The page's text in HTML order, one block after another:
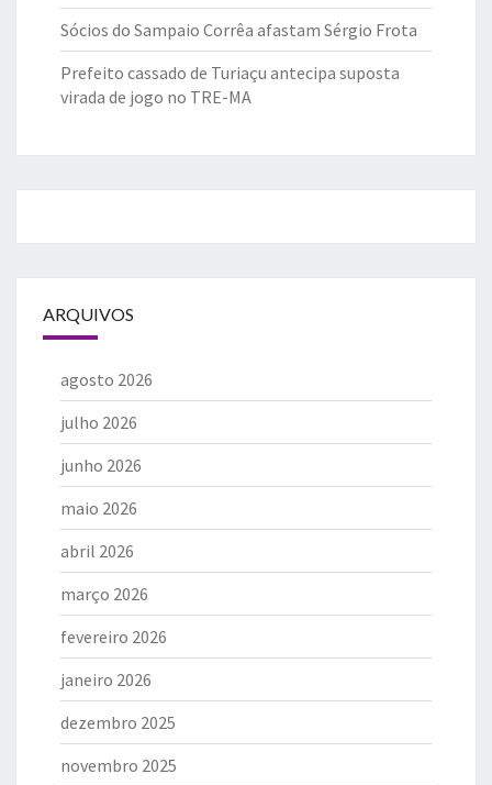
Sócios do Sampaio Corrêa afastam Sérgio Frota
Prefeito cassado de Turiaçu antecipa suposta
virada de jogo no TRE-MA
ARQUIVOS
agosto 2026
julho 2026
junho 2026
maio 2026
abril 2026
março 2026
fevereiro 2026
janeiro 2026
dezembro 2025
novembro 2025